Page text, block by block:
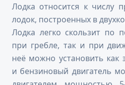
Лодка относится к числу
лодок, построенных в
Лодка легко скользит по
при гребле, так и при
неё можно установить как
и бензиновый двигатель